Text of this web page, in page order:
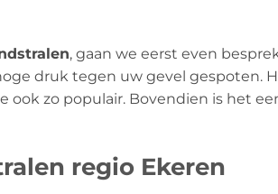
, gaan we eerst even
druk tegen uw gevel gespoten.
zo populair. Bovendien is het
regio Ekeren